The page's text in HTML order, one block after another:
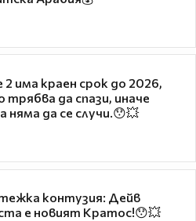
2 има краен срок до 2026,
трябва да спази, иначе
няма да се случи.😯💥
контузия: Дейв
е новият Кратос!😯💥